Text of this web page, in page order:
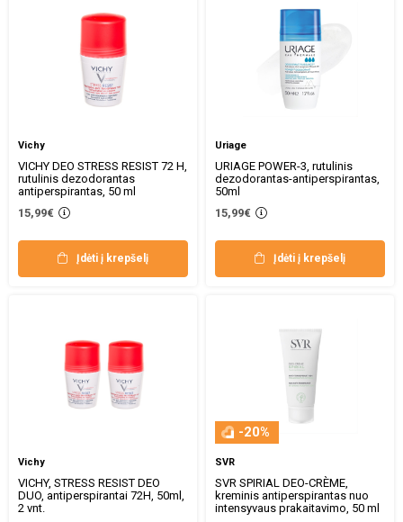
Vichy
VICHY DEO STRESS RESIST 72 H,
rutulinis dezodorantas
antiperspirantas, 50 ml
15,99€
Įdėti į krepšelį
Uriage
URIAGE POWER-3, rutulinis
dezodorantas-antiperspirantas,
50ml
15,99€
Įdėti į krepšelį
Vichy
VICHY, STRESS RESIST DEO
DUO, antiperspirantai 72H, 50ml,
2 vnt.
-20%
SVR
SVR SPIRIAL DEO-CRÈME,
kreminis antiperspirantas nuo
intensyvaus prakaitavimo, 50 ml